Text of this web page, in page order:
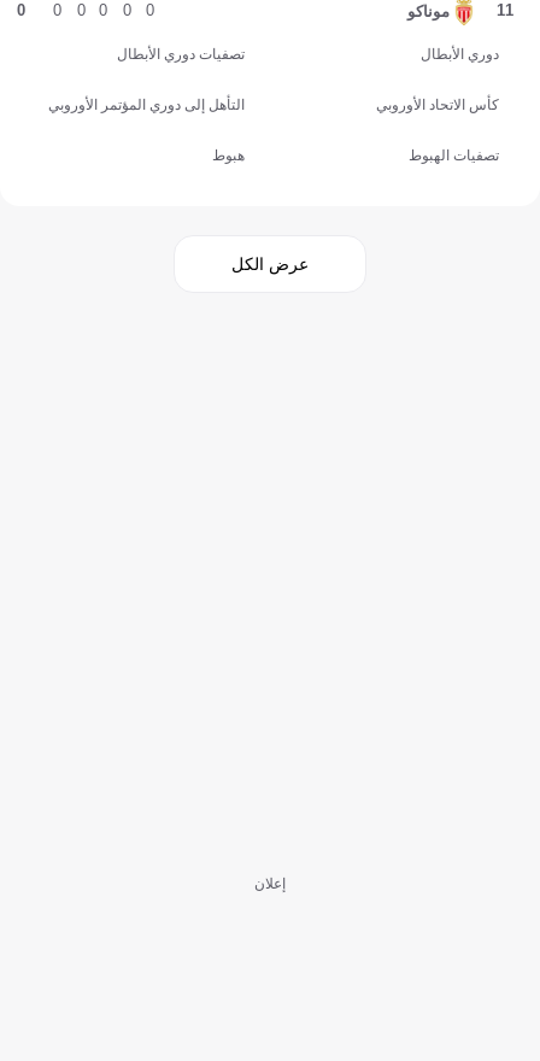
11 موناكو 0
0
0
0
0
0
دوري الأبطال تصفيات دوري الأبطال
كأس الاتحاد الأوروبي التأهل إلى دوري المؤتمر الأوروبي
تصفيات الهبوط هبوط
عرض الكل
إعلان